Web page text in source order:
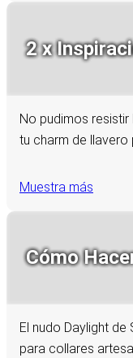
2 x
No pudimos
tu charm de
Muestra más
Cómo
El nudo Daylight
para collares